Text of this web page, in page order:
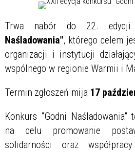
Trwa nabór do 22. edycji
Naśladowania", którego celem
organizacji i instytucji
wspólnego w regionie Warmii i
Termin zgłoszeń mija 17
Konkurs "Godni Naśladowania"
na celu promowanie
solidarności oraz współpracy